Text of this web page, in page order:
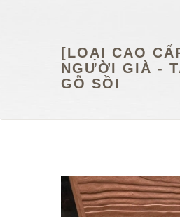
[LOẠI CAO
NGƯỜI GIÀ -
GỖ SỒI